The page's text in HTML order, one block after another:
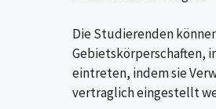
Die Studierenden
Gebietskörperschaften,
eintreten, indem sie
vertraglich eingestellt